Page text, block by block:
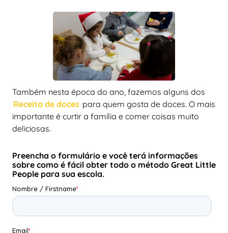
Também nesta época do ano, fazemos alguns dos
Receita de doces para quem gosta de doces. O mais
importante é curtir a família e comer coisas muito
deliciosas.
Preencha o formulário e você terá informações
sobre como é fácil obter todo o método Great Little
People para sua escola.